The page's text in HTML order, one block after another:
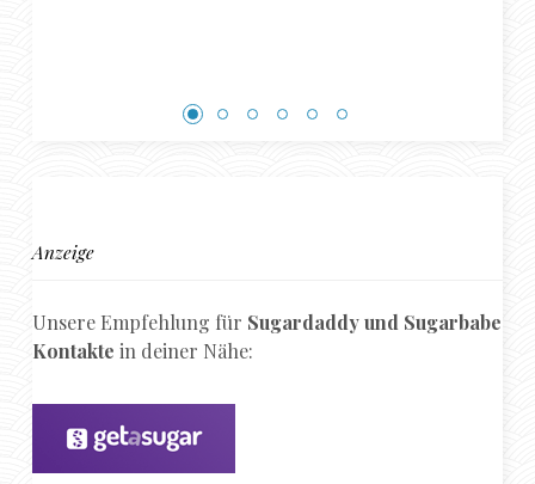
Anzeige
Unsere Empfehlung für Sugardaddy und Sugarbabe
Kontakte in deiner Nähe: